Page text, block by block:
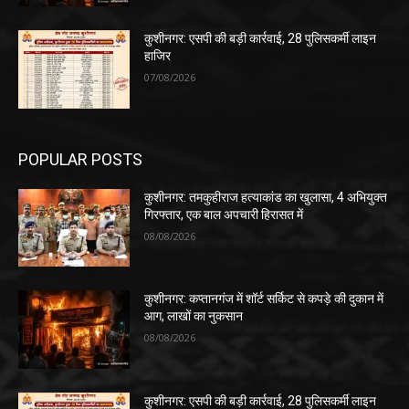
कुशीनगर: एसपी की बड़ी कार्रवाई, 28 पुलिसकर्मी लाइन
हाजिर
07/08/2026
POPULAR POSTS
कुशीनगर: तमकुहीराज हत्याकांड का खुलासा, 4 अभियुक्त
गिरफ्तार, एक बाल अपचारी हिरासत में
08/08/2026
कुशीनगर: कप्तानगंज में शॉर्ट सर्किट से कपड़े की दुकान में
आग, लाखों का नुकसान
08/08/2026
कुशीनगर: एसपी की बड़ी कार्रवाई, 28 पुलिसकर्मी लाइन